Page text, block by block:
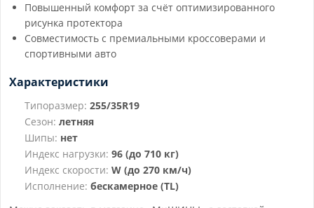
Повышенный комфорт за счёт оптимизированного
рисунка протектора
Совместимость с премиальными кроссоверами и
спортивными авто
Характеристики
Типоразмер: 255/35R19
Сезон: летняя
Шипы: нет
Индекс нагрузки: 96 (до 710 кг)
Индекс скорости: W (до 270 км/ч)
Исполнение: бескамерное (TL)